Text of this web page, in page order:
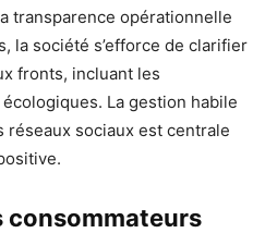
transparence opérationnelle
la société s’efforce de clarifier
fronts, incluant les
La gestion habile
réseaux sociaux est centrale
consommateurs